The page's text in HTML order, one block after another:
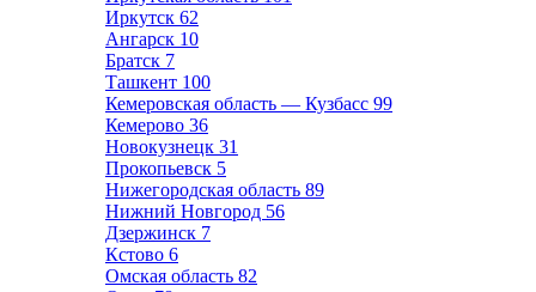
Иркутск 62
Ангарск 10
Братск 7
Ташкент 100
Кемеровская область — Кузбасс 99
Кемерово 36
Новокузнецк 31
Прокопьевск 5
Нижегородская область 89
Нижний Новгород 56
Дзержинск 7
Кстово 6
Омская область 82